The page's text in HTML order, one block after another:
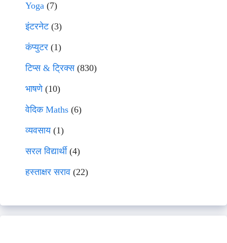
Yoga (7)
इंटरनेट(3)
कंप्युटर (1)
टिप्स & ट्रिक्स(830)
भाषणे(10)
वेदिक Maths (6)
व्यवसाय(1)
सरल विद्यार्थी(4)
हस्ताक्षर सराव (22)